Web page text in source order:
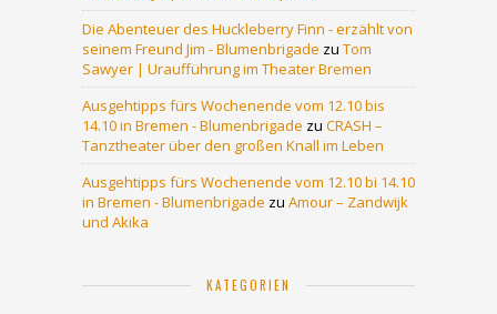
Die Abenteuer des Huckleberry Finn - erzählt von
seinem Freund Jim - Blumenbrigade zu Tom
Sawyer | Uraufführung im Theater Bremen
Ausgehtipps fürs Wochenende vom 12.10 bis
14.10 in Bremen - Blumenbrigade zu CRASH –
Tanztheater über den großen Knall im Leben
Ausgehtipps fürs Wochenende vom 12.10 bi 14.10
in Bremen - Blumenbrigade zu Amour – Zandwijk
und Akika
KATEGORIEN